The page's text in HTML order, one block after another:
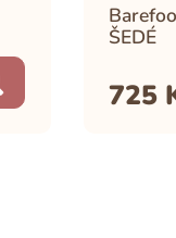
ŠEDÉ
725